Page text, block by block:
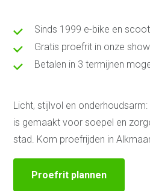
Sinds 1999 e-bike en
Gratis proefrit in onze
Betalen in 3 termijnen
Licht, stijlvol en
is gemaakt voor soepel en
stad. Kom proefrijden in
Proefrit plannen